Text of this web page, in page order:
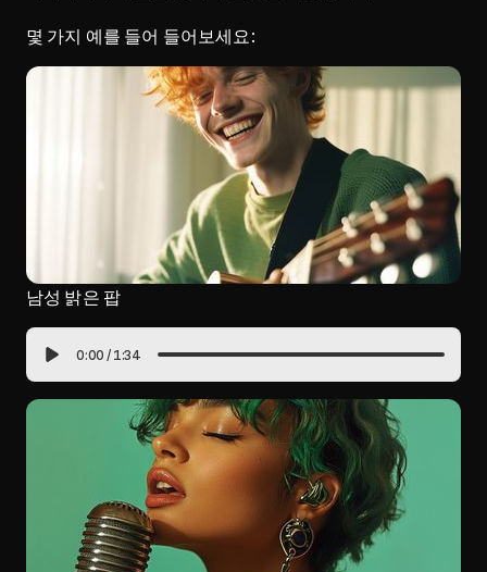
몇 가지 예를 들어 들어보세요:
남성 밝은 팝
0:00 / 1:34